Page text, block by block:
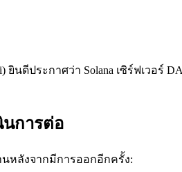
ยินดีประกาศว่า Solana เซิร์ฟเว
นการต่อ
หลังจากมีการออกอีกครั้ง: